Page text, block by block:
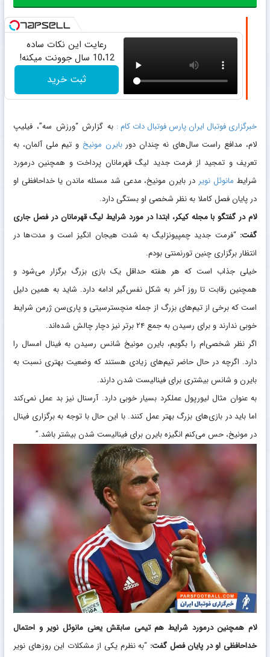
رعایت این نکات ساده
10،12 سال جوونت میکنه!
ثبت خرید
خبرگزاری فوتبال ایران پارس فوتبال دات کام : به گزارش “ورزش سه”، فیلیپ
لام، مدافع راست سال‌های نه چندان دوربایرن مونیخ و تیم ملی آلمان، به
تعریف و تمجید از فرمت جدید لیگ قهرمانان پرداخت و همچنین درمورد
شرایط مانوئل نویر در بایرن مونیخ، مدعی شد مسئله ماندن یا خداحافظی او
در پایان فصل کاملا به نظر شخصی او بستگی‌ دارد.
لام در گفتگو با مجله کیکر، ابتدا در مورد شرایط لیگ قهرمانان در فصل جاری
گفت:“فرمت جدید چمپیونزلیگ به شدت هیجان انگیز است و مدت‌ها در
انتظار برگزاری چنین تورنمنتی بودم.
خیلی جذاب است که هر هفته حداقل یک بازی بزرگ برگزار می‌شود و
همچنین رقابت تا روز آخر به شکل نفس‌گیر ادامه دارد. شاید به همین دلیل
است که برخی از تیم‌های بزرگ از جمله منچسترسیتی و پاری‌سن ژرمن شرایط
خوبی ندارند و برای رسیدن به جمع ۲۴ برتر نیز دچار چالش شده‌اند.
اگر نظر شخصی‌ام را بگویم، بایرن مونیخ شانس رسیدن به فینال امسال را
دارد. اگرچه در حال حاضر تیم‌های زیادی هستند که وضعیت بهتری نسبت به
بایرن و شانس بیشتری برای فینالیست شدن دارند.
به عنوان مثال لیورپول عملکرد بسیار خوبی دارد. آرسنال نیز بد عمل نمی‌کند
اما باید در بازی‌های بزرگ بهتر عمل کنند. با این حال با توجه به برگزاری فینال
در مونیخ، حس می‌کنم انگیزه بایرن برای فینالیست شدن بیشتر باشد.”
لام همچنین درمورد شرایط هم تیمی سابقش یعنی مانوئل نویر و احتمال
خداحافظی او در پایان فصل گفت: “به نظرم یکی از مشکلات این روزهای نویر